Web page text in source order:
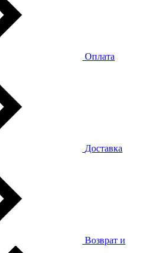
Оплата
Доставка
Возврат и